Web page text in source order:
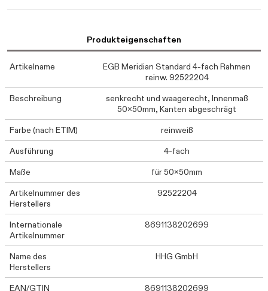
Produkteigenschaften
Artikelname
EGB Meridian Standard 4-fach Rahmen
reinw. 92522204
Beschreibung
senkrecht und waagerecht, Innenmaß
50x50mm, Kanten abgeschrägt
Farbe (nach ETIM)
reinweiß
Ausführung
4-fach
Maße
für 50x50mm
Artikelnummer des
Herstellers
92522204
Internationale
Artikelnummer
8691138202699
Name des
Herstellers
HHG GmbH
EAN/GTIN 8691138202699